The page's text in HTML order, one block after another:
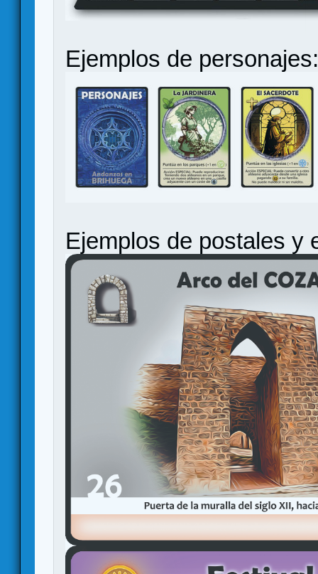
Ejemplos de personajes:
Ejemplos de postales y